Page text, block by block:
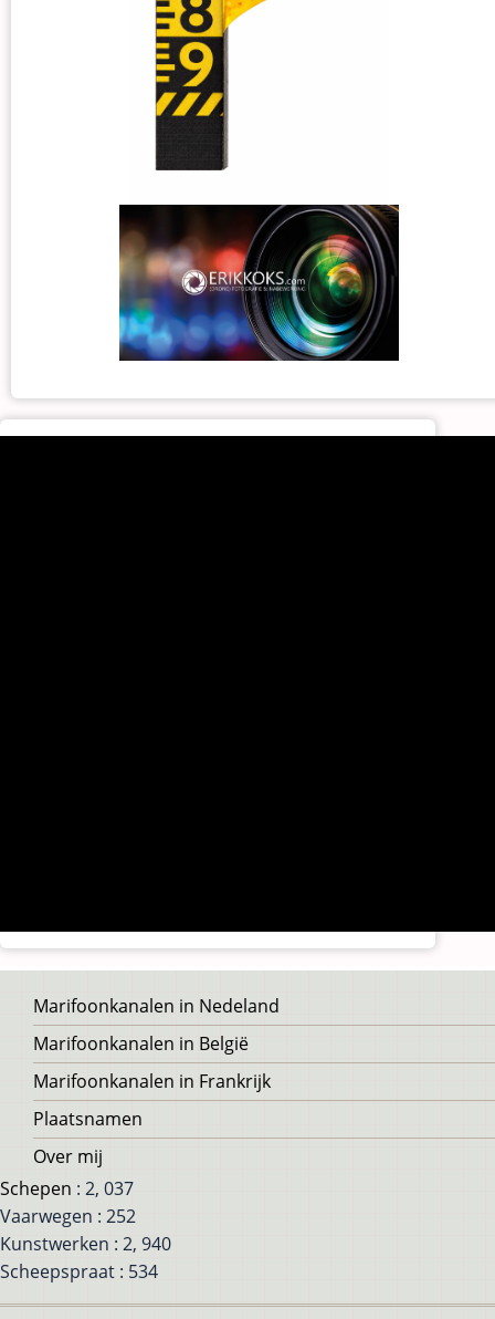
Voet
Marifoonkanalen in Nedeland
Marifoonkanalen in België
Marifoonkanalen in Frankrijk
Plaatsnamen
Over mij
Schepen : 2, 037
Vaarwegen : 252
Kunstwerken : 2, 940
Scheepspraat : 534